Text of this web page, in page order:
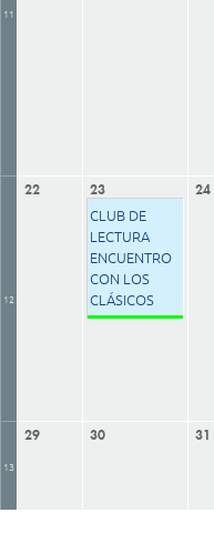
11
12
22 23
CLUB DE
LECTURA
ENCUENTRO
CON LOS
CLÁSICOS
24
13
29 30 31